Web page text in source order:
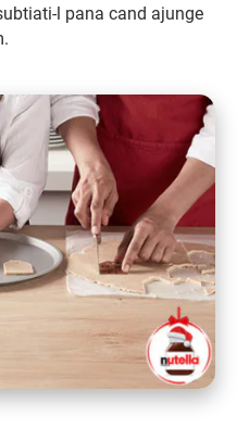
l pana cand ajunge